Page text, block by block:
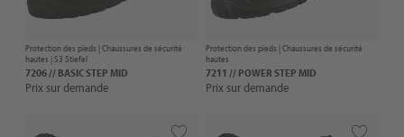
Protection des pieds |Chaussures de sécurité
hautes | S3 Stiefel
7206 // BASIC STEP MID
Prix sur demande
Protection des pieds |Chaussures de sécurité
hautes
7211 // POWER STEP MID
Prix sur demande